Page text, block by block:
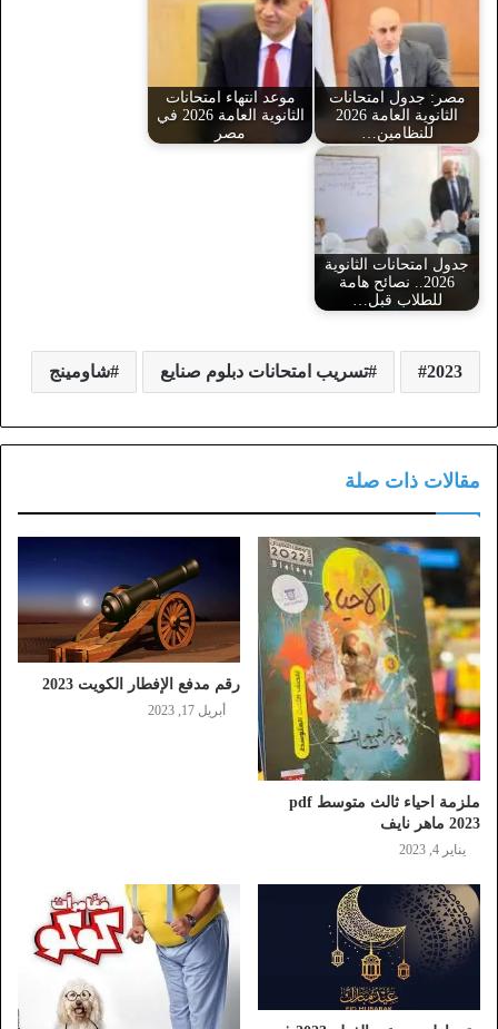
مصر: جدول امتحانات
الثانوية العامة 2026
للنظامين…
موعد انتهاء امتحانات
الثانوية العامة 2026 في
مصر
جدول امتحانات الثانوية
2026.. نصائح هامة
للطلاب قبل…
2023 تسريب امتحانات دبلوم صنايع شاومينج
مقالات ذات صلة
ملزمة احياء ثالث متوسط pdf
2023 ماهر نايف
يناير 4, 2023
رقم مدفع الإفطار الكويت 2023
أبريل 17, 2023